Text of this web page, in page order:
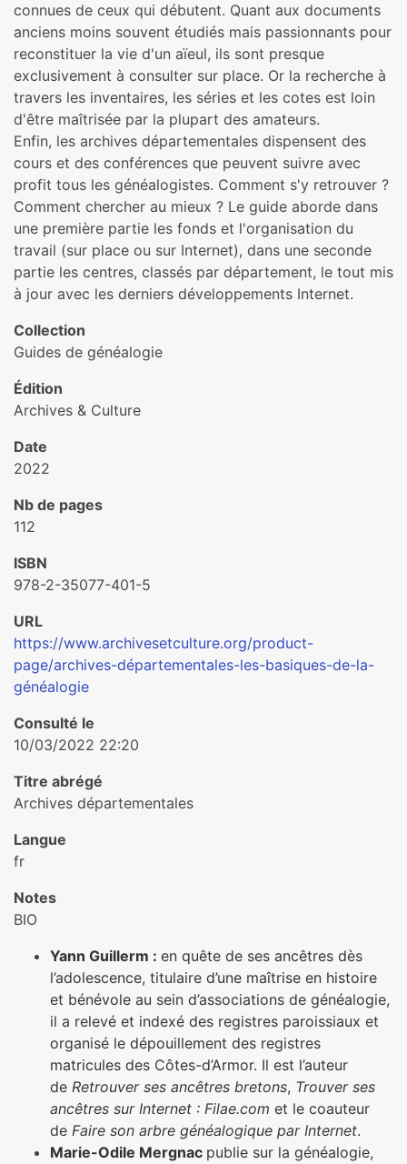
connues de ceux qui débutent. Quant aux documents
anciens moins souvent étudiés mais passionnants pour
reconstituer la vie d'un aïeul, ils sont presque
exclusivement à consulter sur place. Or la recherche à
travers les inventaires, les séries et les cotes est loin
d'être maîtrisée par la plupart des amateurs.
Enfin, les archives départementales dispensent des
cours et des conférences que peuvent suivre avec
profit tous les généalogistes. Comment s'y retrouver ?
Comment chercher au mieux ? Le guide aborde dans
une première partie les fonds et l'organisation du
travail (sur place ou sur Internet), dans une seconde
partie les centres, classés par département, le tout mis
à jour avec les derniers développements Internet.
Collection
Guides de généalogie
Édition
Archives & Culture
Date
2022
Nb de pages
112
ISBN
978-2-35077-401-5
URL
https://www.archivesetculture.org/product-
page/archives-départementales-les-basiques-de-la-
généalogie
Consulté le
10/03/2022 22:20
Titre abrégé
Archives départementales
Langue
fr
Notes
BIO
Yann Guillerm : en quête de ses ancêtres dès
l’adolescence, titulaire d’une maîtrise en histoire
et bénévole au sein d’associations de généalogie,
il a relevé et indexé des registres paroissiaux et
organisé le dépouillement des registres
matricules des Côtes-d’Armor. Il est l’auteur
de Retrouver ses ancêtres bretons, Trouver ses
ancêtres sur Internet : Filae.com et le coauteur
de Faire son arbre généalogique par Internet.
Marie-Odile Mergnac publie sur la généalogie,